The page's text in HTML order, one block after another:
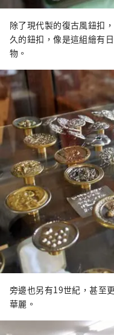
除了現代製的復古風鈕扣
久的鈕扣，像是這組繪有
物。
旁邊也另有19世紀，甚至
華麗。